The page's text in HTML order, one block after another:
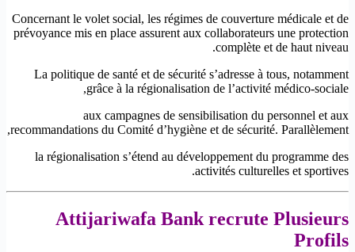
Concernant le volet social, les régimes de couverture médicale et de
prévoyance mis en place assurent aux collaborateurs une protection
complète et de haut niveau.
La politique de santé et de sécurité s’adresse à tous, notamment
grâce à la régionalisation de l’activité médico-sociale,
aux campagnes de sensibilisation du personnel et aux
recommandations du Comité d’hygiène et de sécurité. Parallèlement,
la régionalisation s’étend au développement du programme des
activités culturelles et sportives.
Attijariwafa Bank recrute Plusieurs
Profils